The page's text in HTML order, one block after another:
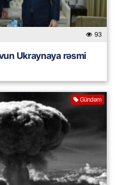
93
Ukraynaya rəsmi
Gündəm